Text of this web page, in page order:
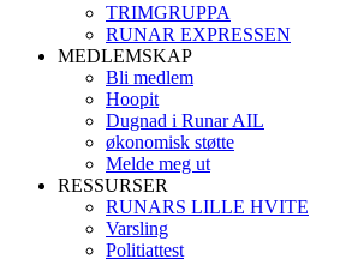
TRIMGRUPPA
RUNAR EXPRESSEN
MEDLEMSKAP
Bli medlem
Hoopit
Dugnad i Runar AIL
økonomisk støtte
Melde meg ut
RESSURSER
RUNARS LILLE HVITE
Varsling
Politiattest